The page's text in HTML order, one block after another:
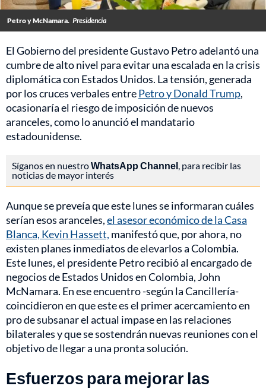
Petro y McNamara. Presidencia
El Gobierno del presidente Gustavo Petro adelantó una
cumbre de alto nivel para evitar una escalada en la crisis
diplomática con Estados Unidos. La tensión, generada
por los cruces verbales entrePetro y Donald Trump,
ocasionaría el riesgo de imposición de nuevos
aranceles, como lo anunció el mandatario
estadounidense.
Síganos en nuestroWhatsApp Channel, para recibir las
noticias de mayor interés
Aunque se preveía que este lunes se informaran cuáles
serían esos aranceles,el asesor económico de la Casa
Blanca, Kevin Hassett, manifestó que, por ahora, no
existen planes inmediatos de elevarlos a Colombia.
Este lunes, el presidente Petro recibió al encargado de
negocios de Estados Unidos en Colombia, John
McNamara. En ese encuentro -según la Cancillería-
coincidieron en que este es el primer acercamiento en
pro de subsanar el actual impase en las relaciones
bilaterales y que se sostendrán nuevas reuniones con el
objetivo de llegar a una pronta solución.
Esfuerzos para mejorar las